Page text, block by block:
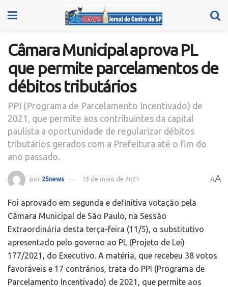
Câmara Municipal aprova PL
que permite parcelamentos de
débitos tributários
PPI (Programa de Parcelamento Incentivado) de
2021, que permite aos contribuintes da capital
paulista a oportunidade de regularizar débitos
tributários gerados com a Prefeitura até o fim do
ano passado.
por 25news 13 de maio de 2021 AA
Foi aprovado em segunda e definitiva votação pela
Câmara Municipal de São Paulo, na Sessão
Extraordinária desta terça-feira (11/5), o substitutivo
apresentado pelo governo ao PL (Projeto de Lei)
177/2021, do Executivo. A matéria, que recebeu 38 votos
favoráveis e 17 contrários, trata do PPI (Programa de
Parcelamento Incentivado) de 2021, que permite aos